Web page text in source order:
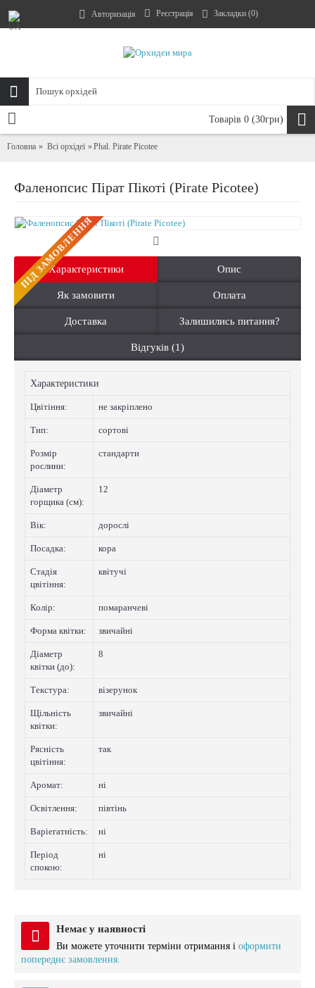
Авторизація Реєстрація Закладки (0)
Товарів 0 (30грн)
Головна Всі орхідеї Phal. Pirate Picotee
Фаленопсис Пірат Пікоті (Pirate Picotee)
ПIД ЗАМОВЛЕННЯ
Характеристики Опис
Як замовити Оплата
Доставка Залишились питання?
Відгуків (1)
Характеристики
Цвiтiння: не закріплено
Тип: сортові
Розмір
рослини:
стандарти
Діаметр
горщика (см):
12
Вік: дорослі
Посадка: кора
Стадія
цвітіння:
квітучі
Колip: помаранчеві
Форма квітки: звичайні
Діаметр
квітки (до):
8
Текстура: візерунок
Щільність
квітки:
звичайні
Рясність
цвітіння:
так
Аромат: нi
Освітлення: півтінь
Варіегатнicть: нi
Період
спокою:
нi
Немає у наявності
Ви можете уточнити терміни отримання і оформити
попереднє замовлення.